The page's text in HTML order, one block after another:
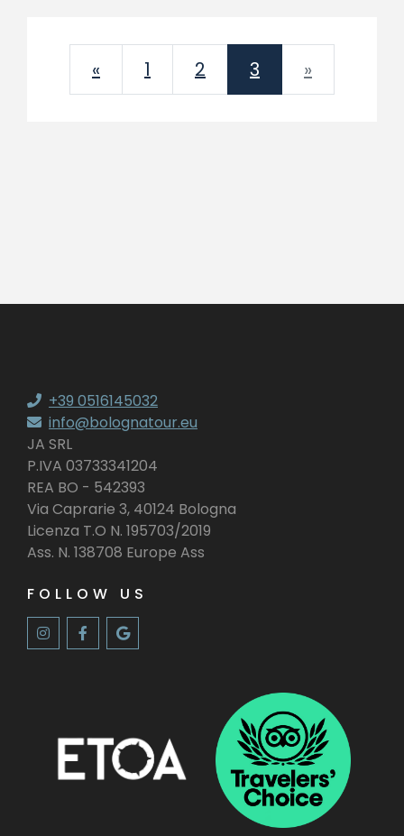
« Previous
1 2 3 »Next
+39 0516145032
info@bolognatour.eu
JA SRL
P.IVA 03733341204
REA BO - 542393
Via Caprarie 3, 40124 Bologna
Licenza T.O N. 195703/2019
Ass. N. 138708 Europe Ass
FOLLOW US